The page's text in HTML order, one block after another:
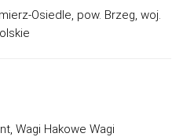
Osiedle, pow. Brzeg, woj.
Wagi Hakowe Wagi